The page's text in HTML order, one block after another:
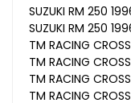
SUZUKI RM 250
SUZUKI RM 250
TM RACING
TM RACING
TM RACING
TM RACING